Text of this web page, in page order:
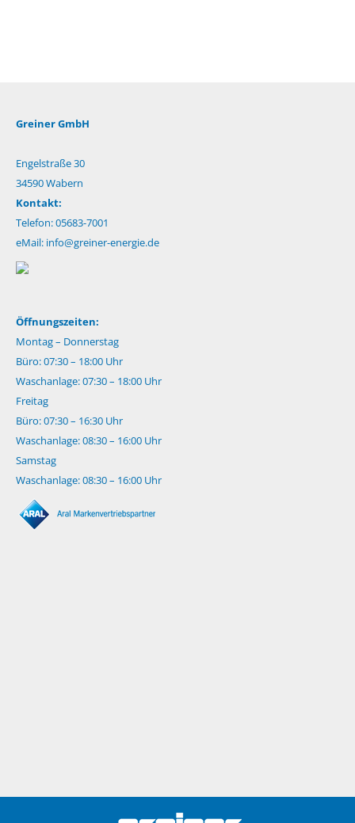
Greiner GmbH
Engelstraße 30
34590 Wabern
Kontakt:
Telefon: 05683-7001
eMail: info@greiner-energie.de
Öffnungszeiten:
Montag – Donnerstag
Büro: 07:30 – 18:00 Uhr
Waschanlage: 07:30 – 18:00 Uhr
Freitag
Büro: 07:30 – 16:30 Uhr
Waschanlage: 08:30 – 16:00 Uhr
Samstag
Waschanlage: 08:30 – 16:00 Uhr